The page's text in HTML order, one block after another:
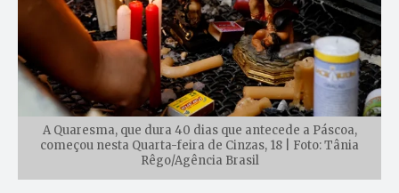
A Quaresma, que dura 40 dias que antecede a Páscoa,
começou nesta Quarta-feira de Cinzas, 18 | Foto: Tânia
Rêgo/Agência Brasil